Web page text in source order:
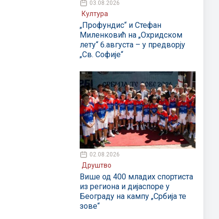
03.08.2026
Култура
„Профундис“ и Стефан
Миленковић на „Охридском
лету“ 6.августа – у предворју
„Св. Софије“
02.08.2026
Друштво
Више од 400 младих спортиста
из региона и дијаспоре у
Београду на кампу „Србија те
зове“